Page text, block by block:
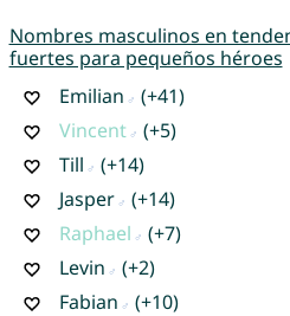
Nombres masculinos en
fuertes para pequeños héroes
Emilian
(+41)
Vincent
(+5)
Till
(+14)
Jasper
(+14)
Raphael
(+7)
Levin
(+2)
Fabian
(+10)